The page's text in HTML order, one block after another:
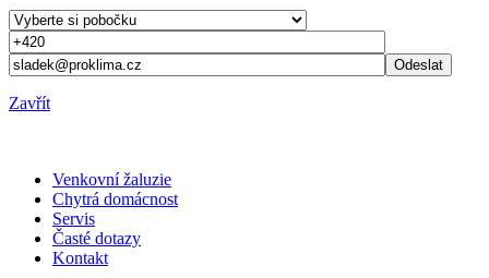
Odeslat
Zavřít
Venkovní žaluzie
Chytrá domácnost
Servis
Časté dotazy
Kontakt